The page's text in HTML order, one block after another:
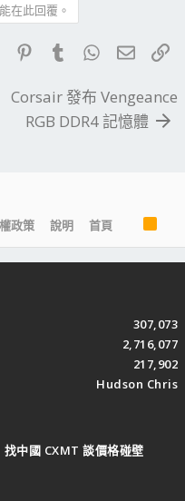
在此回覆。
Reddit PinterestTumblrWhatsApp
電子
Corsair 發布 Vengeance
RGB DDR4 記憶體
政策 說明 首頁
R
S
S
307,073
2,716,077
217,902
Hudson Chris
中國 CXMT 談價格碰壁